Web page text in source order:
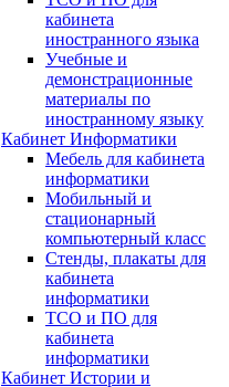
кабинета
иностранного языка
Учебные и
демонстрационные
материалы по
иностранному языку
Кабинет Информатики
Мебель для кабинета
информатики
Мобильный и
стационарный
компьютерный класс
Стенды, плакаты для
кабинета
информатики
ТСО и ПО для
кабинета
информатики
Кабинет Истории и